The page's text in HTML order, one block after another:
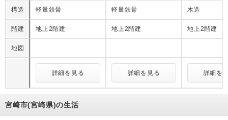
構造 軽量鉄骨 軽量鉄骨 木造
階建 地上2階建 地上2階建 地上2階建
地図
詳細を見る 詳細を見る 詳細を
宮崎市(宮崎県)の生活